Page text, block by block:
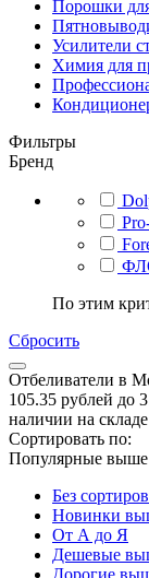
Порошки
Усилители
Химия для
Фильтры
Бренд
По этим
Сбросить
Отбеливатели в
105.35 рублей до
наличии на
Сортировать по:
Популярные выше
Без
Новинки
От А до Я
Дешевые
Дорогие